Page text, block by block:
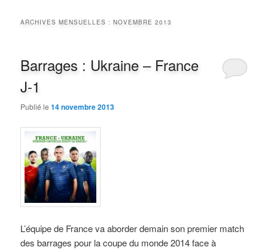
ARCHIVES MENSUELLES :NOVEMBRE 2013
Barrages : Ukraine – France
J-1
Publié le14 novembre 2013
L’équipe de France va aborder demain son premier match
des barrages pour la coupe du monde 2014 face à